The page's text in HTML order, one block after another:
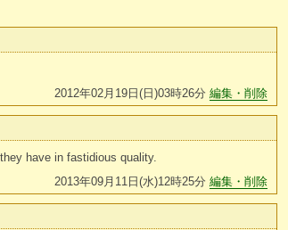
2012年02月19日(日)03時26分 編集・削除
have in fastidious quality.
2013年09月11日(水)12時25分 編集・削除